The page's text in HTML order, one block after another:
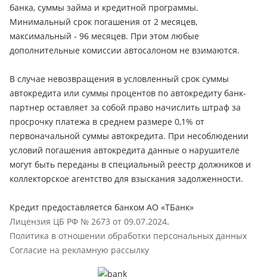
банка, суммы займа и кредитной программы.
Минимальный срок погашения от 2 месяцев,
максимальный - 96 месяцев. При этом любые
дополнительные комиссии автосалоном не взимаются.
В случае невозвращения в условленный срок суммы
автокредита или суммы процентов по автокредиту банк-
партнер оставляет за собой право начислить штраф за
просрочку платежа в среднем размере 0,1% от
первоначальной суммы автокредита. При несоблюдении
условий погашения автокредита данные о нарушителе
могут быть переданы в специальный реестр должников и
коллекторское агентство для взыскания задолженности.
Кредит предоставляется банком АО «ТБанк»
Лицензия ЦБ РФ № 2673 от 09.07.2024.
Политика в отношении обработки персональных данных
Согласие на рекламную рассылку